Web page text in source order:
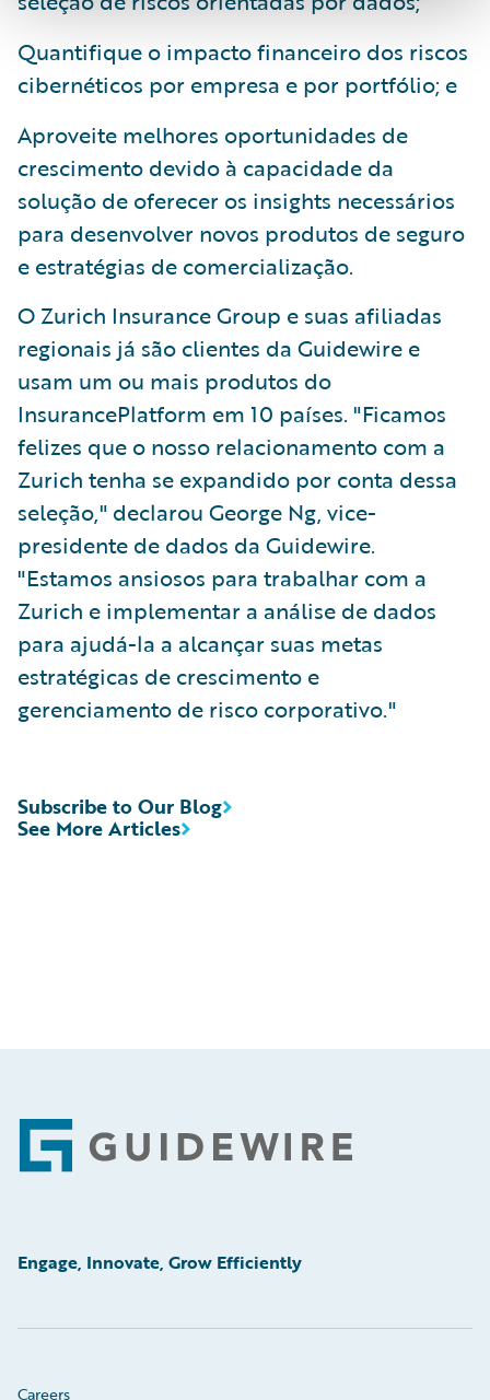
Quantifique o impacto financeiro dos riscos
cibernéticos por empresa e por portfólio; e
Aproveite melhores oportunidades de
crescimento devido à capacidade da
solução de oferecer os insights necessários
para desenvolver novos produtos de seguro
e estratégias de comercialização.
O Zurich Insurance Group e suas afiliadas
regionais já são clientes da Guidewire e
usam um ou mais produtos do
InsurancePlatform em 10 países. "Ficamos
felizes que o nosso relacionamento com a
Zurich tenha se expandido por conta dessa
seleção," declarou George Ng, vice-
presidente de dados da Guidewire.
"Estamos ansiosos para trabalhar com a
Zurich e implementar a análise de dados
para ajudá-la a alcançar suas metas
estratégicas de crescimento e
gerenciamento de risco corporativo."
See More Articles
Subscribe to Our Blog
Footer
Engage, Innovate, Grow Efficiently
Careers